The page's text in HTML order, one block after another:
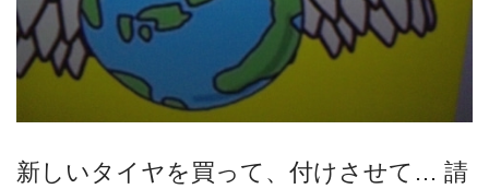
新しいタイヤを買って、付けさせて… 請